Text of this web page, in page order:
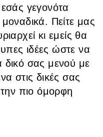
γεγονότα
Πείτε μας
κι εμείς θα
ιδέες ώστε να
δικό σας μενού με
στις δικές σας
την πιο όμορφη